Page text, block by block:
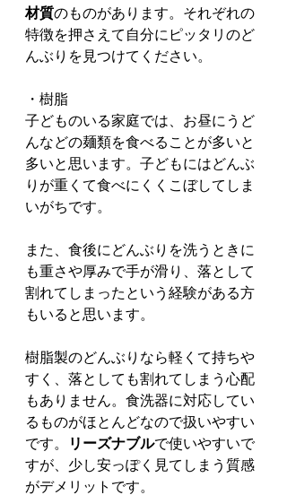
材質のものがあります。それぞれの
特徴を押さえて自分にピッタリのど
んぶりを見つけてください。
・樹脂
子どものいる家庭では、お昼にうど
んなどの麺類を食べることが多いと
多いと思います。子どもにはどんぶ
りが重くて食べにくくこぼしてしま
いがちです。
また、食後にどんぶりを洗うときに
も重さや厚みで手が滑り、落として
割れてしまったという経験がある方
もいると思います。
樹脂製のどんぶりなら軽くて持ちや
すく、落としても割れてしまう心配
もありません。食洗器に対応してい
るものがほとんどなので扱いやすい
です。
リーズナブルで使いやすいで
すが、少し安っぽく見てしまう質感
がデメリットです。